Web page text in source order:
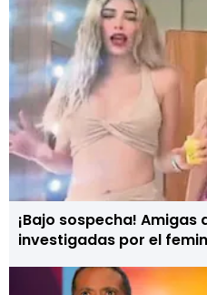
¡Bajo sospecha! Amigas
investigadas por el